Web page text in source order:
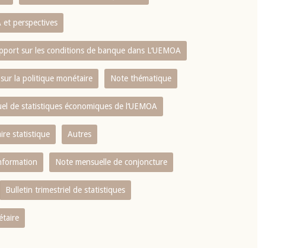
et perspectives
sur les conditions de banque dans L‘UEMOA
la politique monétaire Note thématique
de statistiques économiques de l‘UEMOA
statistique Autres
Note mensuelle de conjoncture
Bulletin trimestriel de statistiques